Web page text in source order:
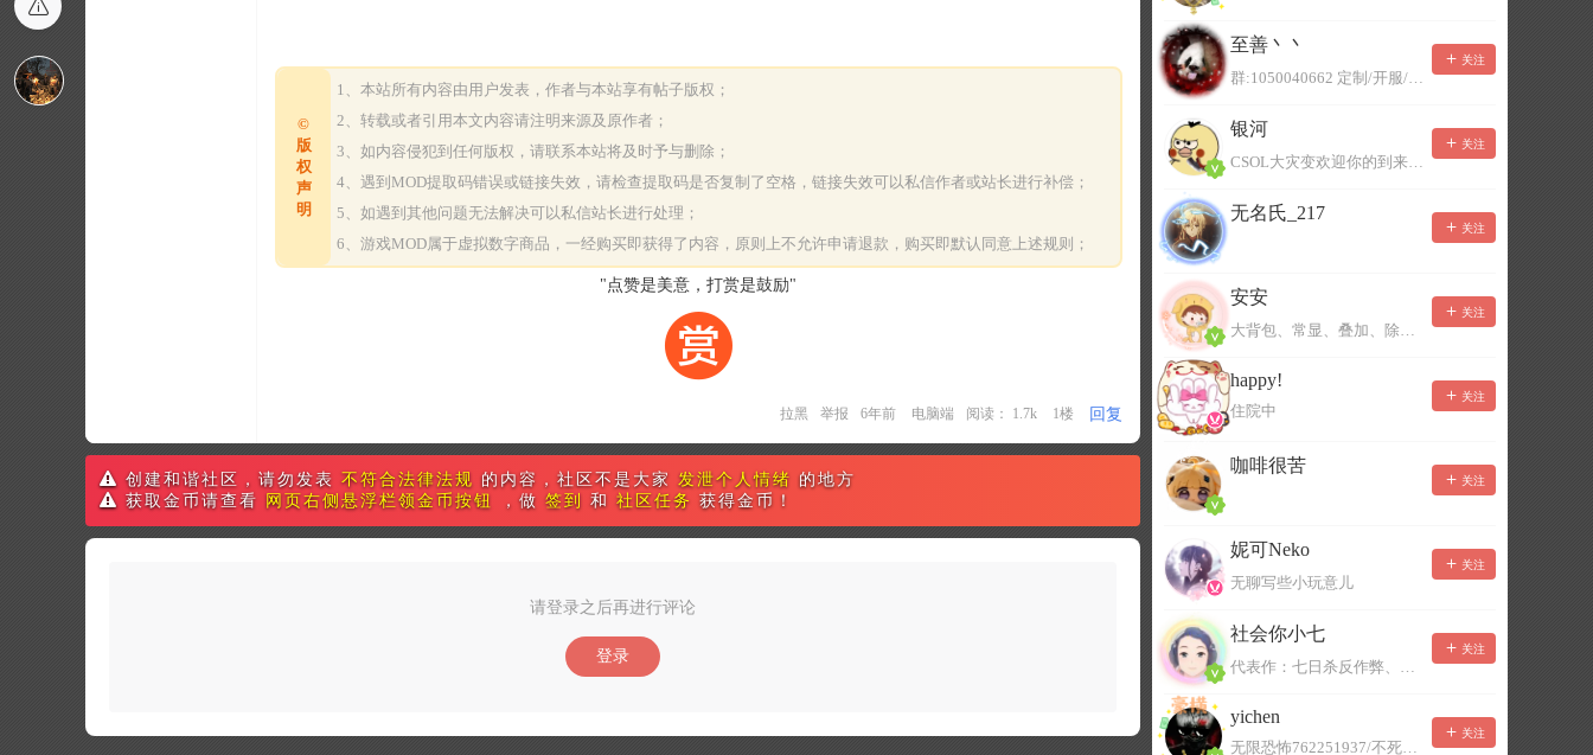
©
版
权
声
明
1、本站所有内容由用户发表，作者与本站享有帖子版权；
2、转载或者引用本文内容请注明来源及原作者；
3、如内容侵犯到任何版权，请联系本站将及时予与删除；
4、遇到MOD提取码错误或链接失效，请检查提取码是否复制了空格，链接失效可以私信作者或站长进行补偿；
5、如遇到其他问题无法解决可以私信站长进行处理；
6、游戏MOD属于虚拟数字商品，一经购买即获得了内容，原则上不允许申请退款，购买即默认同意上述规则；
"点赞是美意，打赏是鼓励"
拉黑 举报 6年前 电脑端 阅读： 1.7k 1楼 回复
创建和谐社区，请勿发表 不符合法律法规 的内容，社区不是大家 发泄个人情绪 的地方
获取金币请查看
网页右侧悬浮栏领金币按钮 ，做 签到 和 社区任务 获得金币！
请登录之后再进行评论
登录
至善丶丶
群:1050040662 定制/开服/地图制作/价格公道
关注
银河
CSOL大灾变欢迎你的到来。QQ群：967780922
关注
无名氏_217
关注
安安
大背包、常显、叠加、除草树，唯一作者QQ383125283
关注
happy!
住院中
关注
咖啡很苦
关注
妮可Neko
无聊写些小玩意儿
关注
社会你小七
代表作：七日杀反作弊、七日杀云黑、七日杀BOT、七日杀云商城
关注
yichen
无限恐怖762251937/不死者末日1080207504
关注